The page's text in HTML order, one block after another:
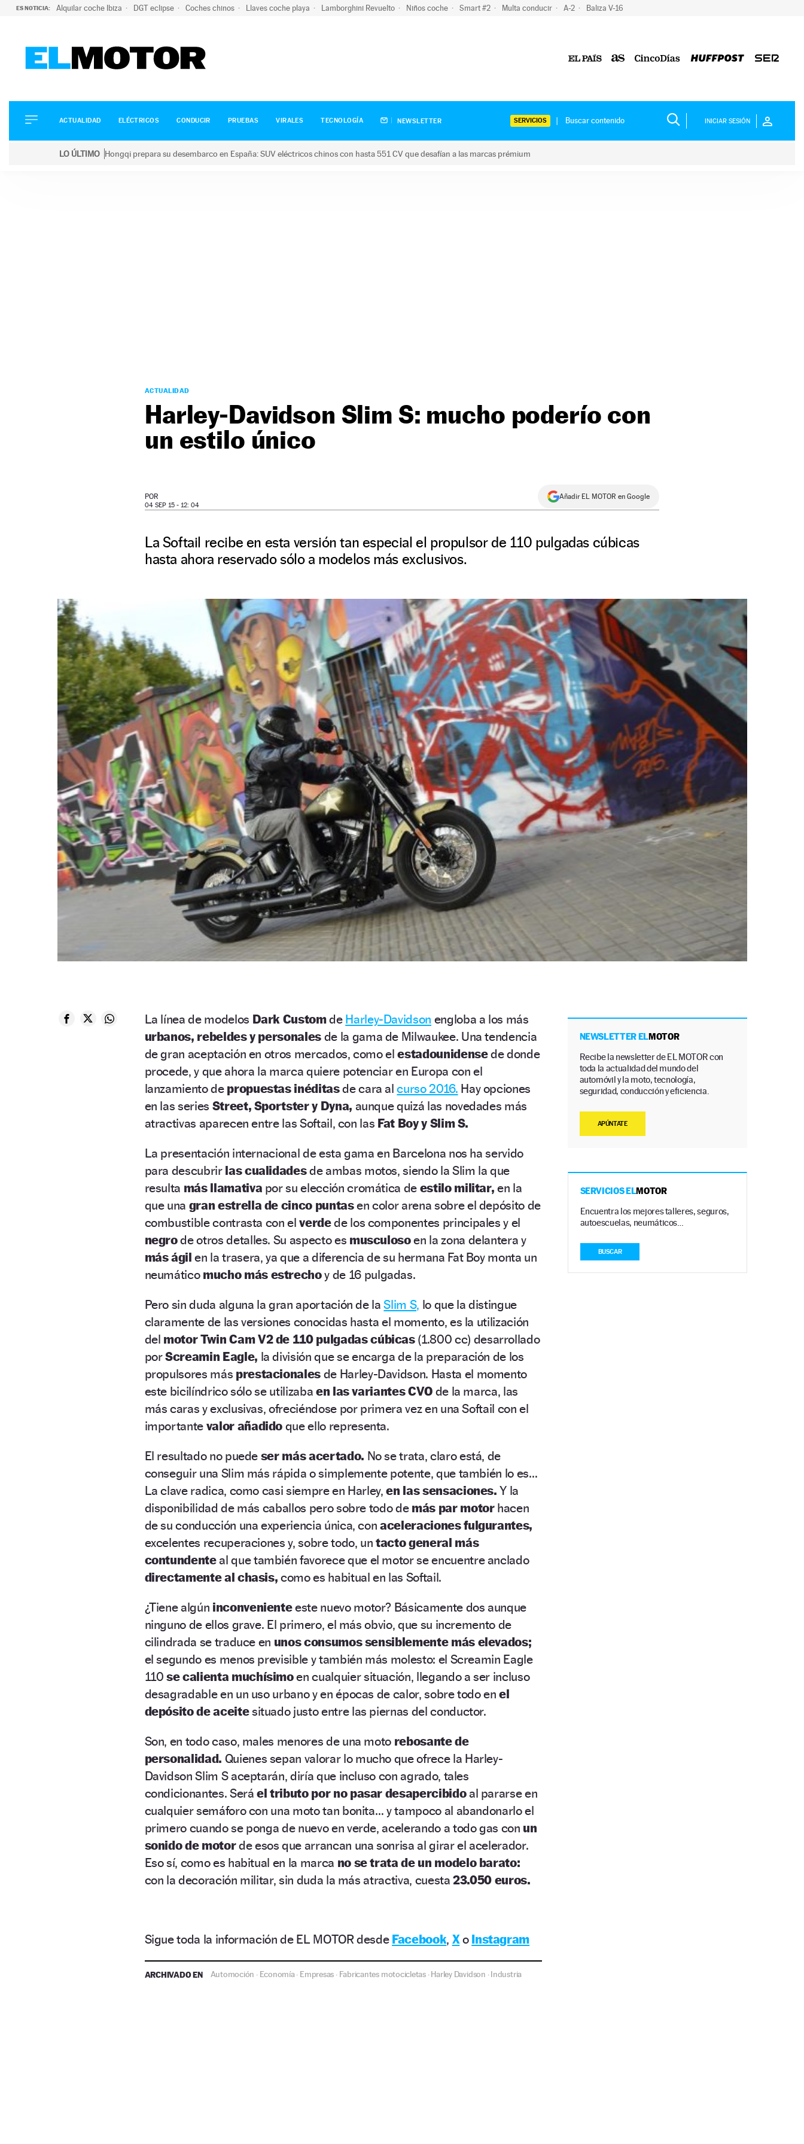
ES NOTICIA: Alquilar coche Ibiza DGT eclipse Coches chinos Llaves coche playa Lamborghini Revuelto Niños coche Smart #2 Multa conducir A-2 Baliza V-16
ELÉCTRICOS
CONDUCIR
ACTUALIDAD ELÉCTRICOS CONDUCIR PRUEBAS VIRALES TECNOLOGÍA NEWSLETTER SERVICIOS INICIAR SESIÓN
LO ÚLTIMO Hongqi prepara su desembarco en España: SUV eléctricos chinos con hasta 551 CV que desafían a las marcas prémium
ACTUALIDAD
Harley-Davidson Slim S: mucho poderío con
un estilo único
POR
04 SEP 15 - 12: 04
Añadir EL MOTOR en Google
La Softail recibe en esta versión tan especial el propulsor de 110 pulgadas cúbicas
hasta ahora reservado sólo a modelos más exclusivos.
La línea de modelos Dark Customde Harley-Davidson engloba a los más
urbanos, rebeldes y personales de la gama de Milwaukee. Una tendencia
de gran aceptación en otros mercados, como elestadounidensede donde
procede, y que ahora la marca quiere potenciar en Europa con el
lanzamiento de propuestas inéditasde cara alcurso 2016. Hay opciones
en las series Street, Sportster y Dyna, aunque quizá las novedades más
atractivas aparecen entre las Softail, con las Fat Boy y Slim S.
La presentación internacional de esta gama en Barcelona nos ha servido
para descubrir las cualidadesde ambas motos, siendo la Slim la que
resulta más llamativa por su elección cromática de estilo militar, en la
que una gran estrella de cinco puntasen color arena sobre el depósito de
combustible contrasta con elverdede los componentes principales y el
negrode otros detalles. Su aspecto es musculosoen la zona delantera y
más ágil en la trasera, ya que a diferencia de su hermana Fat Boy monta un
neumático mucho más estrechoy de 16 pulgadas.
Pero sin duda alguna la gran aportación de laSlim S, lo que la distingue
claramente de las versiones conocidas hasta el momento, es la utilización
del motor Twin Cam V2 de 110 pulgadas cúbicas(1.800 cc) desarrollado
porScreamin Eagle, la división que se encarga de la preparación de los
propulsores más prestacionales de Harley-Davidson. Hasta el momento
este bicilíndrico sólo se utilizaba en las variantes CVOde la marca, las
más caras y exclusivas, ofreciéndose por primera vez en una Softail con el
importante valor añadido que ello representa.
El resultado no puede ser más acertado. No se trata, claro está, de
conseguir una Slim más rápida o simplemente potente, que también lo es…
La clave radica, como casi siempre en Harley,en las sensaciones. Y la
disponibilidad de más caballos pero sobre todo de más par motorhacen
de su conducción una experiencia única, conaceleraciones fulgurantes,
excelentes recuperaciones y, sobre todo, untacto general más
contundenteal que también favorece que el motor se encuentre anclado
directamente al chasis, como es habitual en las Softail.
¿Tiene algún inconvenienteeste nuevo motor? Básicamente dos aunque
ninguno de ellos grave. El primero, el más obvio, que su incremento de
cilindrada se traduce en unos consumos sensiblemente más elevados;
el segundo es menos previsible y también más molesto: el Screamin Eagle
110se calienta muchísimoen cualquier situación, llegando a ser incluso
desagradable en un uso urbano y en épocas de calor, sobre todo enel
depósito de aceitesituado justo entre las piernas del conductor.
Son, en todo caso, males menores de una moto rebosante de
personalidad. Quienes sepan valorar lo mucho que ofrece la Harley-
Davidson Slim S aceptarán, diría que incluso con agrado, tales
condicionantes. Seráel tributo por no pasar desapercibidoal pararse en
cualquier semáforo con una moto tan bonita… y tampoco al abandonarlo el
primero cuando se ponga de nuevo en verde, acelerando a todo gas con un
sonido de motorde esos que arrancan una sonrisa al girar el acelerador.
Eso sí, como es habitual en la marca no se trata de un modelo barato:
con la decoración militar, sin duda la más atractiva, cuesta23.050 euros.
Sigue toda la información de EL MOTOR desde Facebook, Xo Instagram
ARCHIVADO EN Automoción · Economía· Empresas · Fabricantes motocicletas·Harley Davidson ·Industria
NEWSLETTER ELMOTOR
Recibe la newsletter de EL MOTOR con
toda la actualidad del mundo del
automóvil y la moto, tecnología,
seguridad, conducción y eficiencia.
APÚNTATE
SERVICIOS ELMOTOR
Encuentra los mejores talleres, seguros,
autoescuelas, neumáticos…
BUSCAR